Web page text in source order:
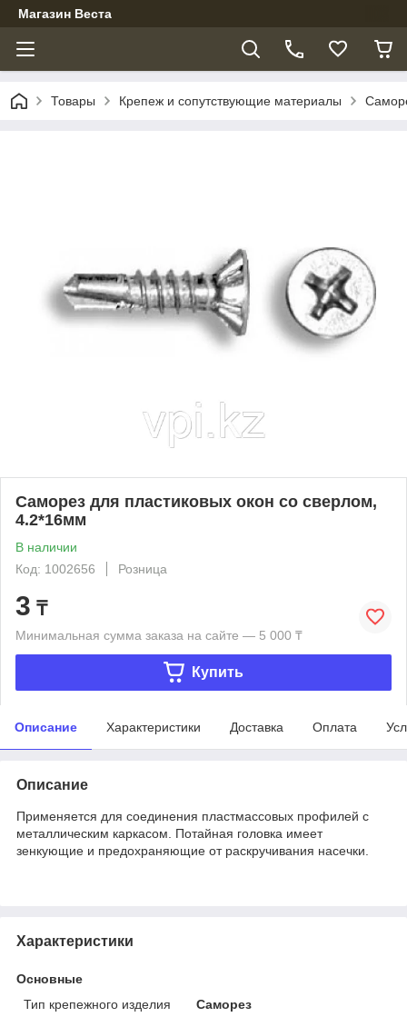
Магазин Веста
Товары Крепеж и сопутствующие материалы
Саморез для пластиковых окон со сверлом,
4.2*16мм
В наличии
Код: 1002656
Розница
3 ₸
Минимальная сумма заказа на сайте — 5 000 ₸
Купить
Описание Характеристики Доставка Оплата
Описание
Применяется для соединения пластмассовых профилей с
металлическим каркасом. Потайная головка имеет
зенкующие и предохраняющие от раскручивания насечки.
Характеристики
Основные
Тип крепежного изделия
Саморез